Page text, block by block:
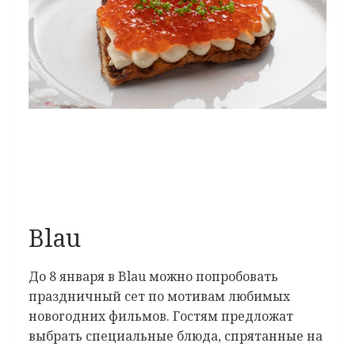
Blau
До 8 января в Blau можно попробовать
праздничный сет по мотивам любимых
новогодних фильмов. Гостям предложат
выбрать специальные блюда, спрятанные на